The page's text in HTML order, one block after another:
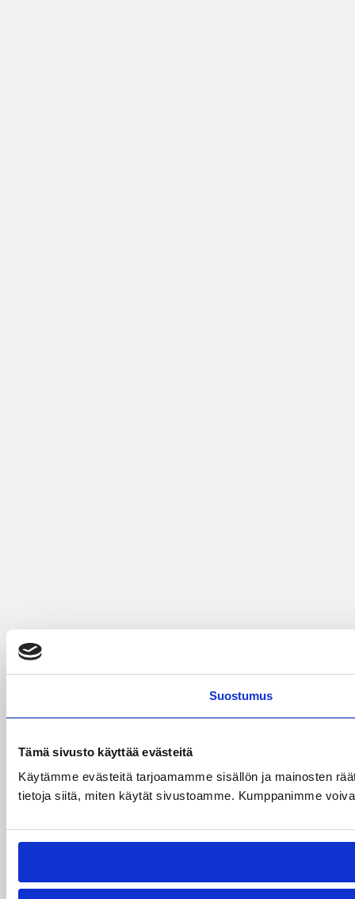
Suostumus
Tämä sivusto käyttää evästeitä
Käytämme evästeitä tarjoamamme sisällön ja mainosten
tietoja siitä, miten käytät sivustoamme. Kumppanimme